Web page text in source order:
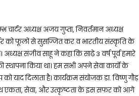
अध्यक्ष अजय गुप्ता, निवर्तमान अध्यक्ष
को फूलों से सुसज्जित कर व भारतीय संस्कृति के
संजीव साहू ने कहा कि साढ़े 3 वर्ष पूर्व हमारे
किया था। हम सभी अपने सेवा कार्यों के
याद दिलाता है। कार्यक्रम संयोजक डा. विष्णु गौड़
एकता, सेवा, और उत्कृष्टता के इस सफर को आगे